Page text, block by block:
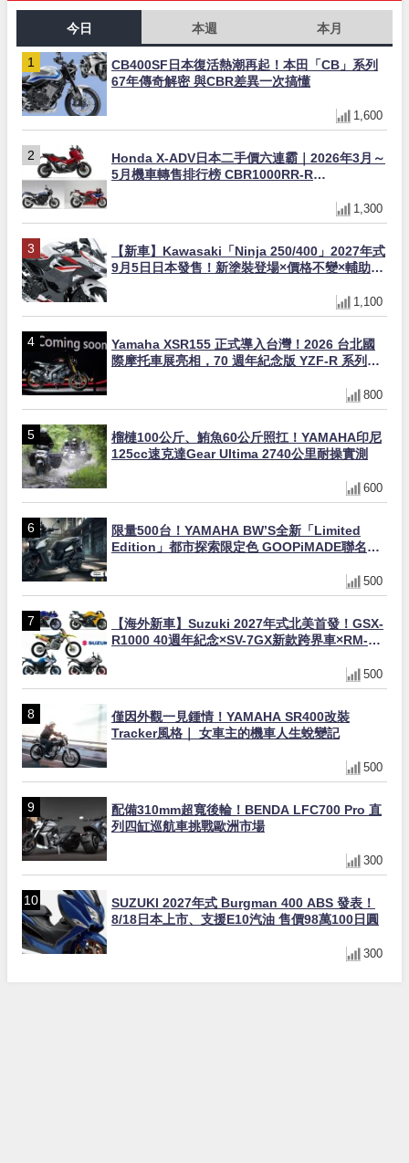
今日 本週 本月
CB400SF日本復活熱潮再起！本田「CB」系列
67年傳奇解密 與CBR差異一次搞懂
1,600
Honda X-ADV日本二手價六連霸｜2026年3月～
5月機車轉售排行榜 CBR1000RR-R
1,300
【新車】Kawasaki「Ninja 250/400」2027年式
9月5日日本發售！新塗裝登場×價格不變×輔助滑
1,100
Yamaha XSR155 正式導入台灣！2026 台北國
際摩托車展亮相，70 週年紀念版 YZF-R 系列限
800
榴槤100公斤、鮪魚60公斤照扛！YAMAHA印尼
125cc速克達Gear Ultima 2740公里耐操實測
600
限量500台！YAMAHA BW’S全新「Limited
Edition」都市探索限定色 GOOPiMADE聯名包
500
【海外新車】Suzuki 2027年式北美首發！GSX-
R1000 40週年紀念×SV-7GX新款跨界車×RM-
500
僅因外觀一見鍾情！YAMAHA SR400改裝
Tracker風格｜ 女車主的機車人生蛻變記
500
配備310mm超寬後輪！BENDA LFC700 Pro 直
列四缸巡航車挑戰歐洲市場
300
SUZUKI 2027年式 Burgman 400 ABS 發表！
8/18日本上市、支援E10汽油 售價98萬100日圓
300